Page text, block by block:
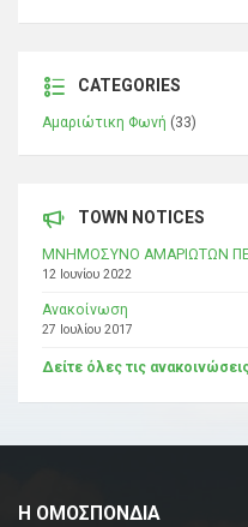
CATEGORIES
Αμαριώτικη Φωνή (33)
TOWN NOTICES
ΜΝΗΜΟΣΥΝΟ ΑΜΑΡΙΩΤΩΝ
12 Ιουνίου 2022
Ανακοίνωση
27 Ιουλίου 2017
Δείτε όλες τις
Η ΟΜΟΣΠΟΝΔΙΑ